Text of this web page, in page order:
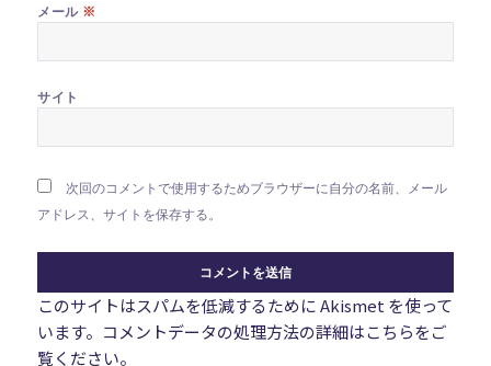
メール ※
サイト
次回のコメントで使用するためブラウザーに自分の名前、メール
アドレス、サイトを保存する。
このサイトはスパムを低減するために Akismet を使って
います。 コメントデータの処理方法の詳細はこちらをご
覧ください。